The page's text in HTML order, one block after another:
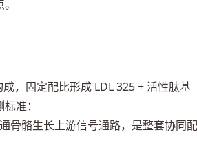
，固定配比形成 LDL 325 + 活性肽基
准：
骨骼生长上游信号通路，是整套协同配